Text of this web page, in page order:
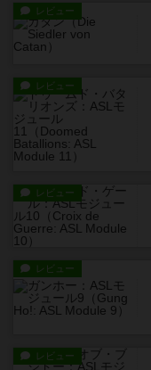
レビュー
レビュー
レビュー
レビュー
レビュー